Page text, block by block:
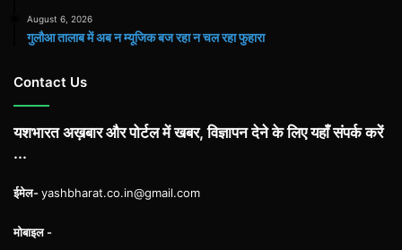
August 6, 2026
गुलौआ तालाब में अब न म्यूजिक बज रहा न चल रहा फुहारा
Contact Us
यशभारत अख़बार और पोर्टल में खबर, विज्ञापन देने के लिए यहाँ संपर्क करें
...
ईमेल-yashbharat.co.in@gmail.com
मोबाइल -